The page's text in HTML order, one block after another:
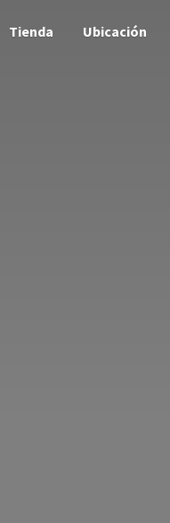
Tienda Ubicación